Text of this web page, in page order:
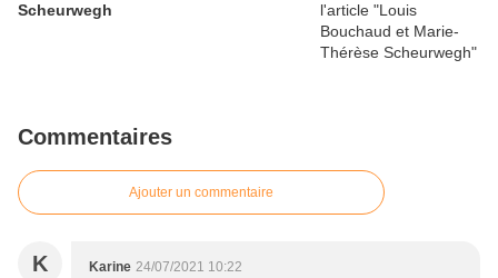
Scheurwegh
Commentaires
Ajouter un commentaire
K Karine 24/07/2021 10:22